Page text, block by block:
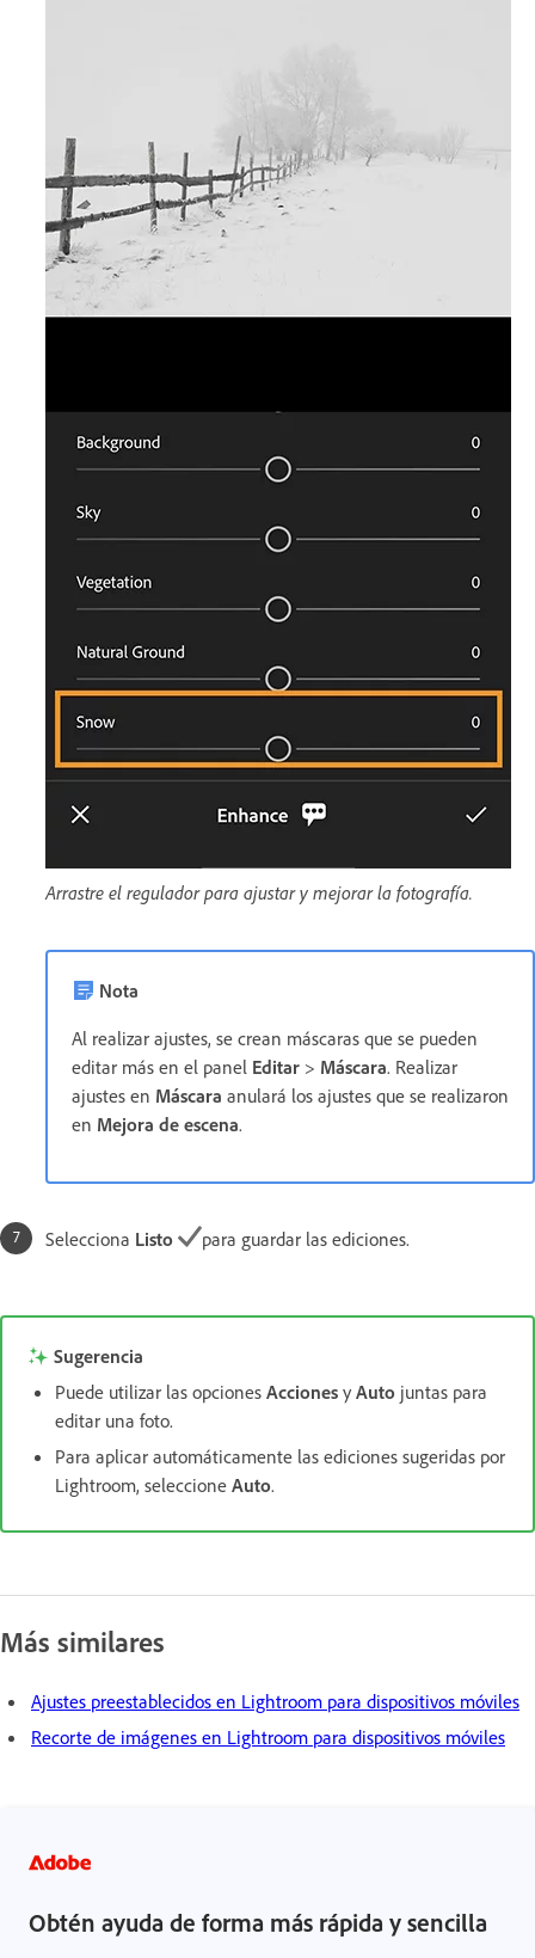
Arrastre el regulador para ajustar y mejorar la fotografía.
Nota
Al realizar ajustes, se crean máscaras que se pueden
editar más en el panel Editar > Máscara. Realizar
ajustes en Máscara anulará los ajustes que se realizaron
en Mejora de escena.
Selecciona Listo para guardar las ediciones.
Sugerencia
Puede utilizar las opciones Acciones y Auto juntas para
editar una foto.
Para aplicar automáticamente las ediciones sugeridas por
Lightroom, seleccione Auto.
Más similares
Ajustes preestablecidos en Lightroom para dispositivos móviles
Recorte de imágenes en Lightroom para dispositivos móviles
Obtén ayuda de forma más rápida y sencilla